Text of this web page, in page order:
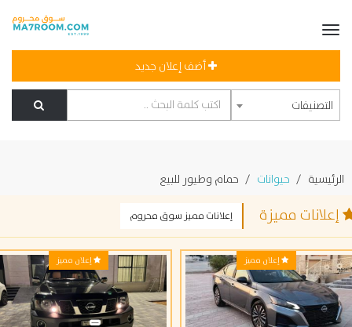
أضف إعلان جديد
التصنيفات
حيوانات حمام وطيور للبيع
مميزة إعلانات مميز سوق محروم
إعلان مميز إعلان مميز